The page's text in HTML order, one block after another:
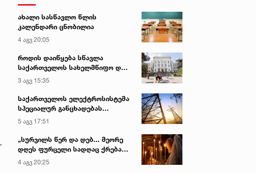
ახალი სასწავლო წლის
კალენდარი ცნობილია
4 აგვ 20:05
როდის დაიწყება სწავლა
საქართველოს სახელმწიფო და
კერძო უნივერსიტეტებში
3 აგვ 15:35
საქართველოს ელექტროსისტემა
სპეციალურ განცხადებას
ავრცელებს
5 აგვ 17:51
„სურვილს წერ და დებ... მეორე
დღეს ფურცელი სადღაც ქრება
და სურვილი სრულდება...“ -
სასწაულმოქმედი ტაძარი შიდა
4 აგვ 20:25